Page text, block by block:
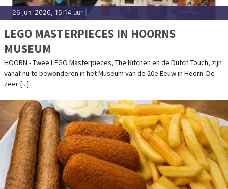
26 juni 2026, 15:14 uur
LEGO MASTERPIECES IN HOORNS
MUSEUM
HOORN - Twee LEGO Masterpieces, The Kitchen en de Dutch Touch, zijn
vanaf nu te bewonderen in het Museum van de 20e Eeuw in Hoorn. De
zeer [...]